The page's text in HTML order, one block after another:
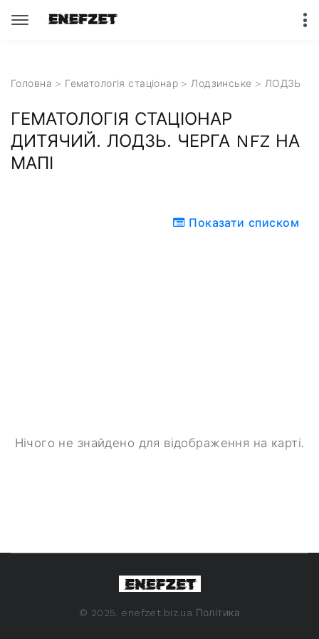
Головна > Гематологія стаціонар > Лодзинське > ЛОДЗЬ
ГЕМАТОЛОГІЯ СТАЦІОНАР
ДИТЯЧИЙ. ЛОДЗЬ. ЧЕРГА NFZ НА
МАПІ
Показати списком
Нічого не знайдено для відображення на карті.
© 2025. enefzet.biz.ua Політика